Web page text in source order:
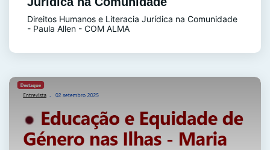
Direitos Humanos e Literacia Jurídica na Comunidade
- Paula Allen - COM ALMA